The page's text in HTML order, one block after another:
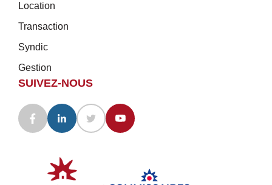
Location
Transaction
Syndic
Gestion
SUIVEZ-NOUS